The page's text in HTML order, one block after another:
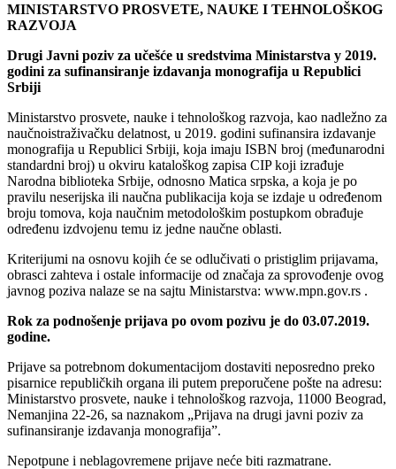
MINISTARSTVO PROSVETE, NAUKE I TEHNOLOŠKOG
RAZVOJA
Drugi Javni poziv za učešće u sredstvima Ministarstva y 2019.
godini za sufinansiranje izdavanja monografija u Republici
Srbiji
Ministarstvo prosvete, nauke i tehnološkog razvoja, kao nadležno za
naučnoistraživačku delatnost, u 2019. godini sufinansira izdavanje
monografija u Republici Srbiji, koja imaju ISBN broj (međunarodni
standardni broj) u okviru kataloškog zapisa CIP koji izrađuje
Narodna biblioteka Srbije, odnosno Matica srpska, a koja je po
pravilu neserijska ili naučna publikacija koja se izdaje u određenom
broju tomova, koja naučnim metodološkim postupkom obrađuje
određenu izdvojenu temu iz jedne naučne oblasti.
Kriterijumi na osnovu kojih će se odlučivati o pristiglim prijavama,
obrasci zahteva i ostale informacije od značaja za sprovođenje ovog
javnog poziva nalaze se na sajtu Ministarstva: www.mpn.gov.rs .
Rok za podnošenje prijava po ovom pozivu je do 03.07.2019.
godine.
Prijave sa potrebnom dokumentacijom dostaviti neposredno preko
pisarnice republičkih organa ili putem preporučene pošte na adresu:
Ministarstvo prosvete, nauke i tehnološkog razvoja, 11000 Beograd,
Nemanjina 22-26, sa naznakom „Prijava na drugi javni poziv za
sufinansiranje izdavanja monografija”.
Nepotpune i neblagovremene prijave neće biti razmatrane.